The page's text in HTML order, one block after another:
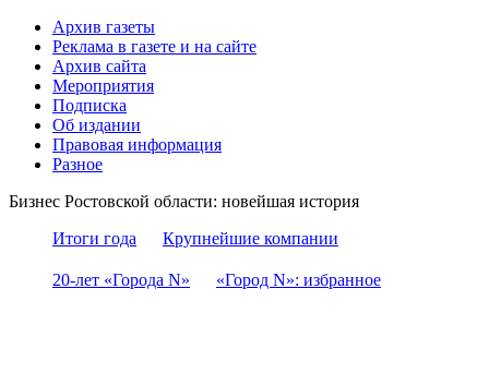
Архив газеты
Реклама в газете и на сайте
Архив сайта
Мероприятия
Подписка
Об издании
Правовая информация
Разное
Бизнес Ростовской области: новейшая история
Итоги года
Крупнейшие компании
20-лет «Города N» «Город N»: избранное